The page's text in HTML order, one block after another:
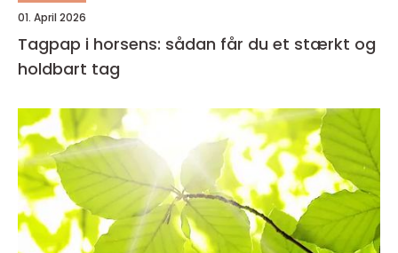
01. April 2026
Tagpap i horsens: sådan får du et stærkt og
holdbart tag